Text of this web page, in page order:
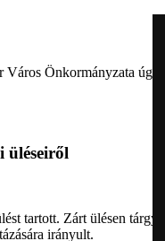
Önkormányzata
üléseiről
tartott. Zárt ülésen
irányult.